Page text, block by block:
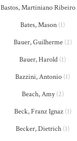
Bastos, Martiniano Ribeiro
Bates, Mason (1)
Bauer, Guilherme(2)
Bauer, Harold (1)
Bazzini, Antonio (1)
Beach, Amy(2)
Beck, Franz Ignaz(1)
Becker, Dietrich (1)